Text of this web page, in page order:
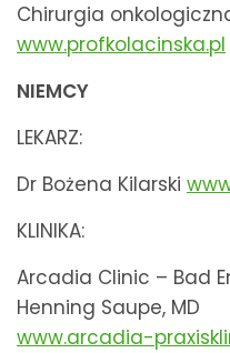
Chirurgia
www.profkolacinska.pl
NIEMCY
LEKARZ:
Dr Bożena Kilarski
KLINIKA:
Arcadia Clinic – Bad
Henning Saupe, MD
www.arcadia-